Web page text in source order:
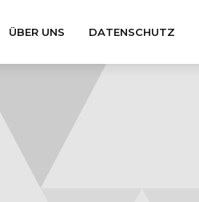
ÜBER UNS DATENSCHUTZ